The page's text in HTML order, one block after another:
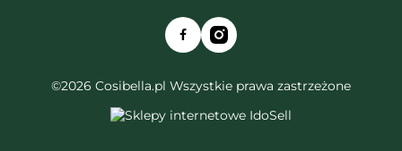
©2026 Cosibella.pl Wszystkie prawa zastrzeżone